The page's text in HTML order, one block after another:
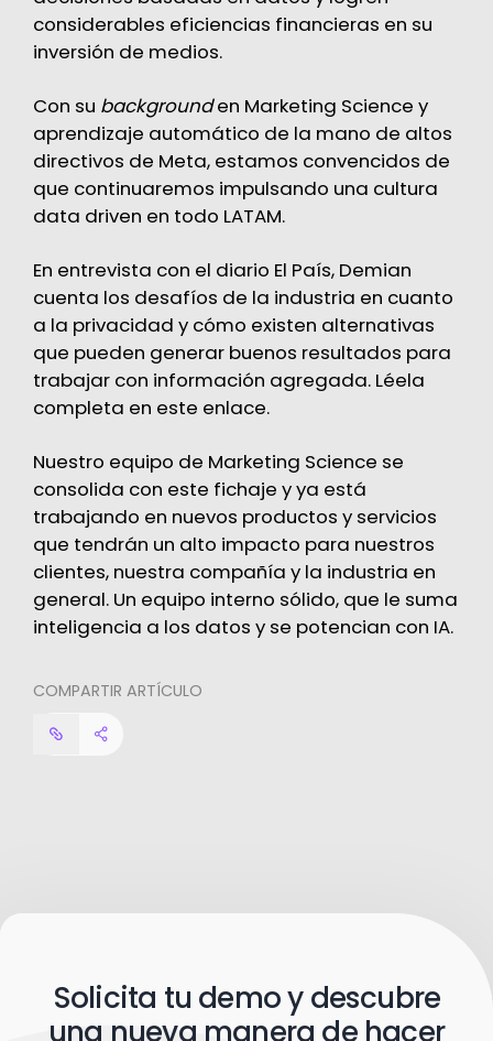
considerables eficiencias financieras en su
inversión de medios.
Con su backgrounden Marketing Science y
aprendizaje automático de la mano de altos
directivos de Meta, estamos convencidos de
que continuaremos impulsando una cultura
data driven en todo LATAM.
En entrevista con el diario El País, Demian
cuenta los desafíos de la industria en cuanto
a la privacidad y cómo existen alternativas
que pueden generar buenos resultados para
trabajar con información agregada. Léela
completa en este enlace.
Nuestro equipo de Marketing Science se
consolida con este fichaje y ya está
trabajando en nuevos productos y servicios
que tendrán un alto impacto para nuestros
clientes, nuestra compañía y la industria en
general. Un equipo interno sólido, que le suma
inteligencia a los datos y se potencian con IA.
COMPARTIR ARTÍCULO
Solicita tu demo y descubre
una nueva manera de hacer